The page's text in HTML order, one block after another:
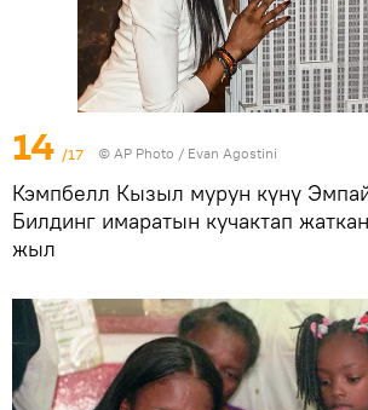
14 /17 © AP Photo / Evan Agostini
Кэмпбелл Кызыл мурун күнү
Билдинг имаратын кучактап
жыл